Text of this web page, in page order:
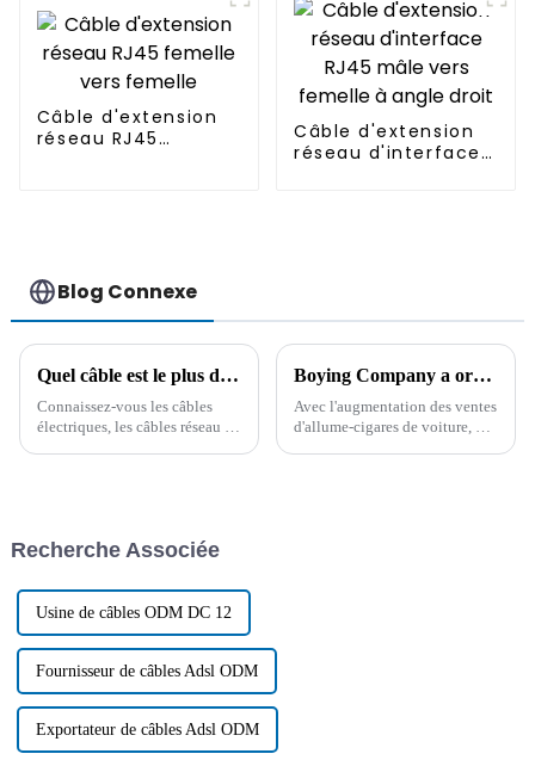
Câble d'extension
réseau RJ45
Câble d'extension
réseau d'interface
Blog Connexe
Quel câble est le plus durable ? Il est important de connaître à l'avance les connaissances d'un professionnel !
Connaissez-vous les câbles
électriques, les câbles réseau et
professionnels…
Boying Company a organisé une réunion de gestion de la qualité pour souligner les avantages de qualité des produits de câble
Avec l'augmentation des ventes
d'allume-cigares de voiture, de
Recherche Associée
Usine de câbles ODM DC 12
Fournisseur de câbles Adsl ODM
Exportateur de câbles Adsl ODM